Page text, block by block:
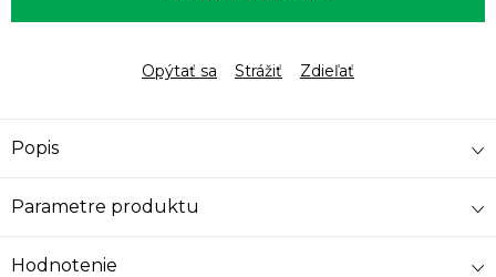
Opýtať sa Strážiť Zdieľať
Popis
Parametre produktu
Hodnotenie